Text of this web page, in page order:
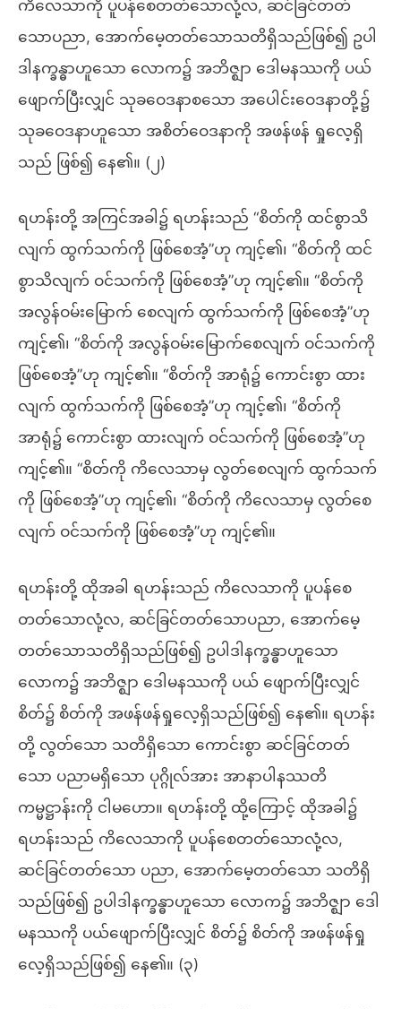
ကိလေသာကို ပူပန်စေတတ်သောလုံ့လ, ဆင်ခြင်တတ်
သောပညာ, အောက်မေ့တတ်သောသတိရှိသည်ဖြစ်၍ ဥပါ
ဒါနက္ခန္ဓာဟူသော လောက၌ အဘိဇ္ဈာ ဒေါမနဿကို ပယ်
ဖျောက်ပြီးလျှင် သုခဝေဒနာစသော အပေါင်းဝေဒနာတို့၌
သုခဝေဒနာဟူသော အစိတ်ဝေဒနာကို အဖန်ဖန် ရှုလေ့ရှိ
သည် ဖြစ်၍ နေ၏။ (၂)
ရဟန်းတို့ အကြင်အခါ၌ ရဟန်းသည် “စိတ်ကို ထင်စွာသိ
လျက် ထွက်သက်ကို ဖြစ်စေအံ့”ဟု ကျင့်၏၊ “စိတ်ကို ထင်
စွာသိလျက် ဝင်သက်ကို ဖြစ်စေအံ့”ဟု ကျင့်၏။ “စိတ်ကို
အလွန်ဝမ်းမြောက် စေလျက် ထွက်သက်ကို ဖြစ်စေအံ့”ဟု
ကျင့်၏၊ “စိတ်ကို အလွန်ဝမ်းမြောက်စေလျက် ဝင်သက်ကို
ဖြစ်စေအံ့”ဟု ကျင့်၏။ “စိတ်ကို အာရုံ၌ ကောင်းစွာ ထား
လျက် ထွက်သက်ကို ဖြစ်စေအံ့”ဟု ကျင့်၏၊ “စိတ်ကို
အာရုံ၌ ကောင်းစွာ ထားလျက် ဝင်သက်ကို ဖြစ်စေအံ့”ဟု
ကျင့်၏။ “စိတ်ကို ကိလေသာမှ လွတ်စေလျက် ထွက်သက်
ကို ဖြစ်စေအံ့”ဟု ကျင့်၏၊ “စိတ်ကို ကိလေသာမှ လွတ်စေ
လျက် ဝင်သက်ကို ဖြစ်စေအံ့”ဟု ကျင့်၏။
ရဟန်းတို့ ထိုအခါ ရဟန်းသည် ကိလေသာကို ပူပန်စေ
တတ်သောလုံ့လ, ဆင်ခြင်တတ်သောပညာ, အောက်မေ့
တတ်သောသတိရှိသည်ဖြစ်၍ ဥပါဒါနက္ခန္ဓာဟူသော
လောက၌ အဘိဇ္ဈာ ဒေါမနဿကို ပယ် ဖျောက်ပြီးလျှင်
စိတ်၌ စိတ်ကို အဖန်ဖန်ရှုလေ့ရှိသည်ဖြစ်၍ နေ၏။ ရဟန်း
တို့ လွတ်သော သတိရှိသော ကောင်းစွာ ဆင်ခြင်တတ်
သော ပညာမရှိသော ပုဂ္ဂိုလ်အား အာနာပါနဿတိ
ကမ္မဋ္ဌာန်းကို ငါမဟော။ ရဟန်းတို့ ထို့ကြောင့် ထိုအခါ၌
ရဟန်းသည် ကိလေသာကို ပူပန်စေတတ်သောလုံ့လ,
ဆင်ခြင်တတ်သော ပညာ, အောက်မေ့တတ်သော သတိရှိ
သည်ဖြစ်၍ ဥပါဒါနက္ခန္ဓာဟူသော လောက၌ အဘိဇ္ဈာ ဒေါ
မနဿကို ပယ်ဖျောက်ပြီးလျှင် စိတ်၌ စိတ်ကို အဖန်ဖန်ရှု
လေ့ရှိသည်ဖြစ်၍ နေ၏။ (၃)